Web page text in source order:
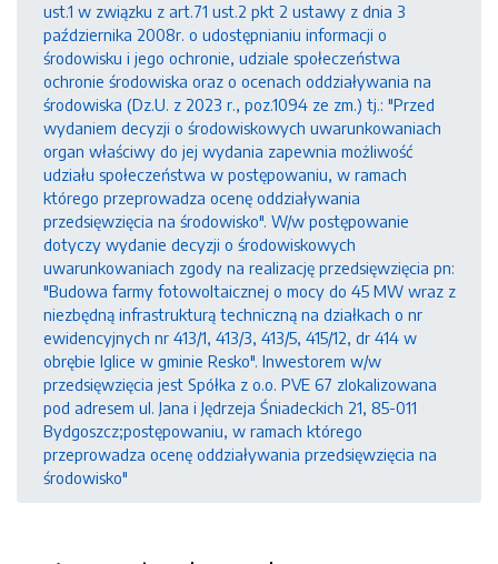
ust.1 w związku z art.71 ust.2 pkt 2 ustawy z dnia 3
października 2008r. o udostępnianiu informacji o
środowisku i jego ochronie, udziale społeczeństwa
ochronie środowiska oraz o ocenach oddziaływania na
środowiska (Dz.U. z 2023 r., poz.1094 ze zm.) tj.: "Przed
wydaniem decyzji o środowiskowych uwarunkowaniach
organ właściwy do jej wydania zapewnia możliwość
udziału społeczeństwa w postępowaniu, w ramach
którego przeprowadza ocenę oddziaływania
przedsięwzięcia na środowisko". W/w postępowanie
dotyczy wydanie decyzji o środowiskowych
uwarunkowaniach zgody na realizację przedsięwzięcia pn:
"Budowa farmy fotowoltaicznej o mocy do 45 MW wraz z
niezbędną infrastrukturą techniczną na działkach o nr
ewidencyjnych nr 413/1, 413/3, 413/5, 415/12, dr 414 w
obrębie Iglice w gminie Resko". Inwestorem w/w
przedsięwzięcia jest Spółka z o.o. PVE 67 zlokalizowana
pod adresem ul. Jana i Jędrzeja Śniadeckich 21, 85-011
Bydgoszcz;postępowaniu, w ramach którego
przeprowadza ocenę oddziaływania przedsięwzięcia na
środowisko"